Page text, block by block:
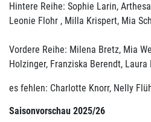
Hintere Reihe: Sophie Larin,
Leonie Flohr , Milla Krispert, Mia
Vordere Reihe: Milena Bretz, Mia
Holzinger, Franziska Berendt, Laura
es fehlen: Charlotte Knorr, Nelly
Saisonvorschau 2025/26